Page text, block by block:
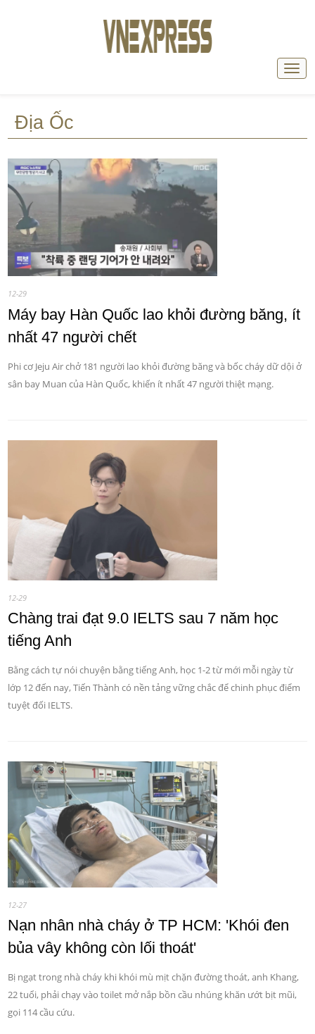
Địa Ốc
12-29
Máy bay Hàn Quốc lao khỏi đường băng, ít
nhất 47 người chết
Phi cơ Jeju Air chở 181 người lao khỏi đường băng và bốc cháy dữ dội ở
sân bay Muan của Hàn Quốc, khiến ít nhất 47 người thiệt mạng.
12-29
Chàng trai đạt 9.0 IELTS sau 7 năm học
tiếng Anh
Bằng cách tự nói chuyện bằng tiếng Anh, học 1-2 từ mới mỗi ngày từ
lớp 12 đến nay, Tiến Thành có nền tảng vững chắc để chinh phục điểm
tuyệt đối IELTS.
12-27
Nạn nhân nhà cháy ở TP HCM: 'Khói đen
bủa vây không còn lối thoát'
Bị ngạt trong nhà cháy khi khói mù mịt chặn đường thoát, anh Khang,
22 tuổi, phải chạy vào toilet mở nắp bồn cầu nhúng khăn ướt bịt mũi,
gọi 114 cầu cứu.